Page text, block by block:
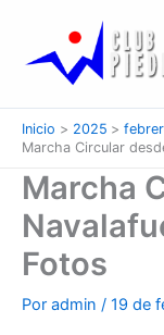
contenido
Inicio 2025
Marcha Circular
Marcha
Fotos
Por admin / 19 de